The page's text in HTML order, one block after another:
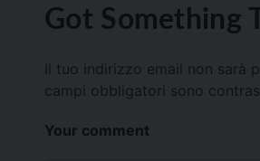
Got Something
Il tuo indirizzo email non sarà
campi obbligatori sono
Your comment